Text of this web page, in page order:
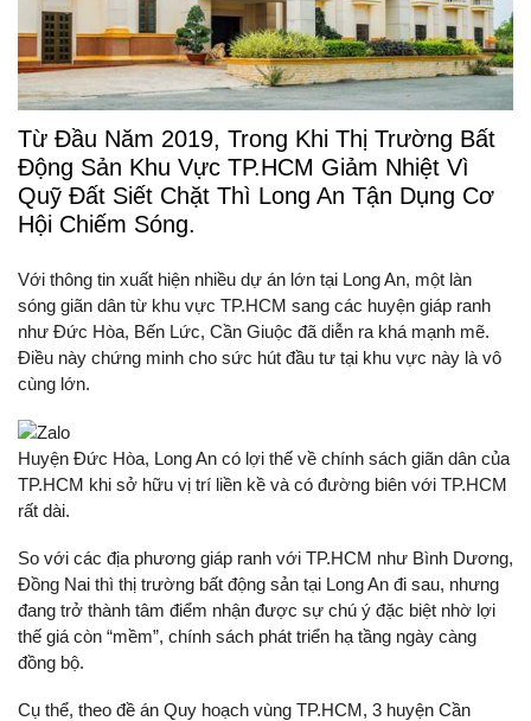
Từ Đầu Năm 2019, Trong Khi Thị Trường Bất
Động Sản Khu Vực TP.HCM Giảm Nhiệt Vì
Quỹ Đất Siết Chặt Thì Long An Tận Dụng Cơ
Hội Chiếm Sóng.
Với thông tin xuất hiện nhiều dự án lớn tại Long An, một làn
sóng giãn dân từ khu vực TP.HCM sang các huyện giáp ranh
như Đức Hòa, Bến Lức, Cần Giuộc đã diễn ra khá mạnh mẽ.
Điều này chứng minh cho sức hút đầu tư tại khu vực này là vô
cùng lớn.
Huyện Đức Hòa, Long An có lợi thế về chính sách giãn dân của
TP.HCM khi sở hữu vị trí liền kề và có đường biên với TP.HCM
rất dài.
So với các địa phương giáp ranh với TP.HCM như Bình Dương,
Đồng Nai thì thị trường bất động sản tại Long An đi sau, nhưng
đang trở thành tâm điểm nhận được sự chú ý đặc biệt nhờ lợi
thế giá còn “mềm”, chính sách phát triển hạ tầng ngày càng
đồng bộ.
Cụ thể, theo đề án Quy hoạch vùng TP.HCM, 3 huyện Cần